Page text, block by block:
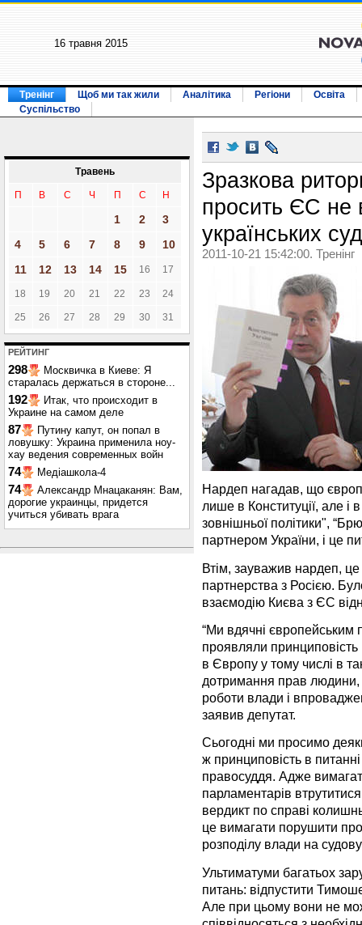
16 травня 2015
Тренінг Щоб ми так жили Аналітика Регіони
Освіта
Суспільство
Травень
П В С Ч П С Н
1 2
3
4
5 6 7 8 9
10
11
12 13 14 15 16 17
18 19 20 21 22 23 24
25 26 27 28 29 30 31
РЕЙТИНГ
298
Москвичка в Киеве: Я
старалась держаться в стороне...
192
Итак, что происходит в
Украине на самом деле
87
Путину капут, он попал в
ловушку: Украина применила ноу-
хау ведения современных войн
74 Медіашкола-4
74
Александр Мнацаканян: Вам,
дорогие украинцы, придется
учиться убивать врага
Зразкова
просить ЄС не
українських
2011-10-21 15:42:00. Тренінг
Нардеп нагадав, що
лише в Конституції, але і
зовнішньої політики",
партнером України, і це
Втім, зауважив нардеп,
партнерства з Росією.
взаємодію Києва з ЄС
“Ми вдячні європейським
проявляли
в Європу у тому числі в
дотримання прав людини,
роботи влади і
заявив депутат.
Сьогодні ми просимо
ж принциповість в
правосуддя. Адже
парламентарів
вердикт по справі
це вимагати порушити
розподілу влади на
Ультиматуми багатьох
питань: відпустити
Але при цьому вони не